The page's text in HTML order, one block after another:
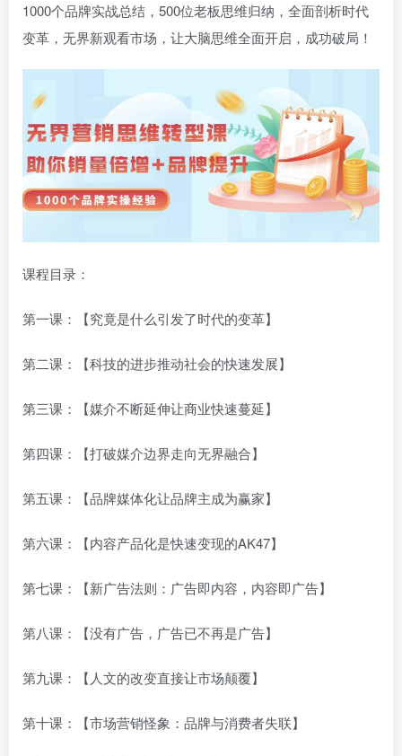
1000个品牌实战总结，500位老板思维归纳，全面剖析时代
变革，无界新观看市场，让大脑思维全面开启，成功破局！
课程目录：
第一课：【究竟是什么引发了时代的变革】
第二课：【科技的进步推动社会的快速发展】
第三课：【媒介不断延伸让商业快速蔓延】
第四课：【打破媒介边界走向无界融合】
第五课：【品牌媒体化让品牌主成为赢家】
第六课：【内容产品化是快速变现的AK47】
第七课：【新广告法则：广告即内容，内容即广告】
第八课：【没有广告，广告已不再是广告】
第九课：【人文的改变直接让市场颠覆】
第十课：【市场营销怪象：品牌与消费者失联】